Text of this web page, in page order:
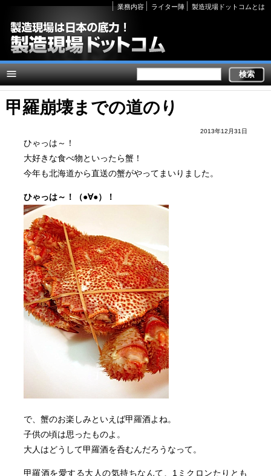
Secondary
links
業務内容 ライター陣 製造現場ドットコムとは
甲羅崩壊までの道のり
2013年12月31日
ひゃっは～！
大好きな食べ物といったら蟹！
今年も北海道から直送の蟹がやってまいりました。
ひゃっは～！（●∀●）！
で、蟹のお楽しみといえば甲羅酒よね。
子供の頃は思ったものよ。
大人はどうして甲羅酒を呑むんだろうなって。
甲羅酒を愛する大人の気持ちなんて、1ミクロンたりとも